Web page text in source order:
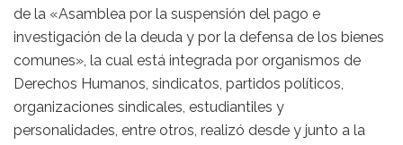
de la «Asamblea por la suspensión del pago e
investigación de la deuda y por la defensa de los bienes
comunes», la cual está integrada por organismos de
Derechos Humanos, sindicatos, partidos políticos,
organizaciones sindicales, estudiantiles y
personalidades, entre otros, realizó desde y junto a la